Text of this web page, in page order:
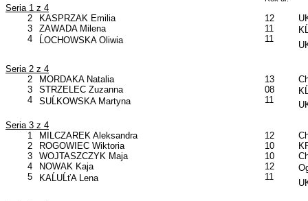
Seria 1 z 4
2
3
4
KASPRZAK Emilia
ZAWADA Milena
ĹOCHOWSKA Oliwia
12
11
11
Seria 2 z 4
2
3
4
MORDAKA Natalia
STRZELEC Zuzanna
SUĹKOWSKA Martyna
13
08
11
Seria 3 z 4
1
2
3
4
5
MILCZAREK Aleksandra
ROGOWIEC Wiktoria
WOJTASZCZYK Maja
NOWAK Kaja
KAĹUĹťA Lena
12
10
10
12
11